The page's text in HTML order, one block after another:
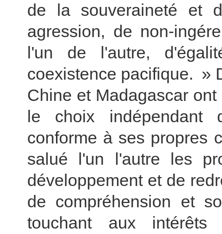
de la souveraineté et
agression, de non-
l'un de l'autre,
coexistence pacifique. »
Chine et Madagascar
le choix indépendant
conforme à ses propres
salué l'un l'autre les
développement et de
de compréhension et
touchant aux intérêts